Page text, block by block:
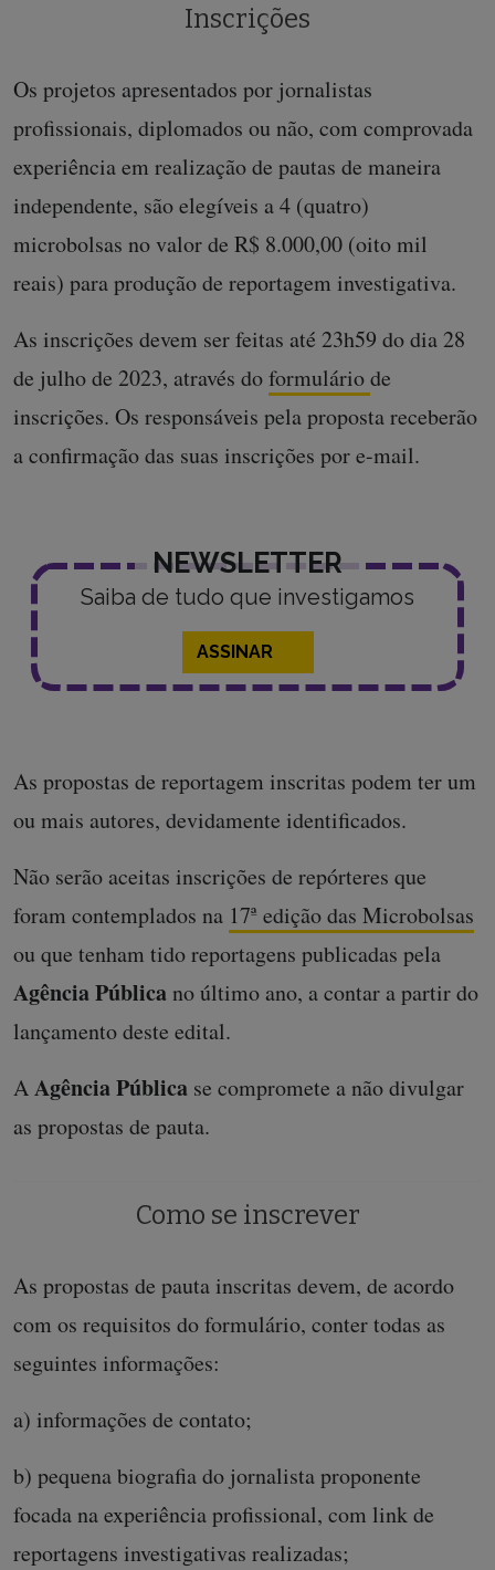
Inscrições
Os projetos apresentados por jornalistas
profissionais, diplomados ou não, com comprovada
experiência em realização de pautas de maneira
independente, são elegíveis a 4 (quatro)
microbolsas no valor de R$ 8.000,00 (oito mil
reais) para produção de reportagem investigativa.
As inscrições devem ser feitas até 23h59 do dia 28
de julho de 2023, através doformuláriode
inscrições. Os responsáveis pela proposta receberão
a confirmação das suas inscrições por e-mail.
NEWSLETTER
Saiba de tudo que investigamos
ASSINAR
As propostas de reportagem inscritas podem ter um
ou mais autores, devidamente identificados.
Não serão aceitas inscrições de repórteres que
foram contemplados na 17ª edição das Microbolsas
ou que tenham tido reportagens publicadas pela
Agência Públicano último ano, a contar a partir do
lançamento deste edital.
AAgência Pública se compromete a não divulgar
as propostas de pauta.
Como se inscrever
As propostas de pauta inscritas devem, de acordo
com os requisitos do formulário, conter todas as
seguintes informações:
a) informações de contato;
b) pequena biografia do jornalista proponente
focada na experiência profissional, com link de
reportagens investigativas realizadas;